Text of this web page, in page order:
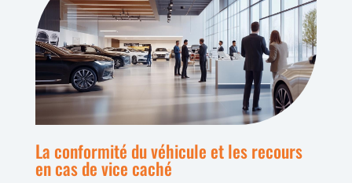
La conformité du véhicule et les recours
en cas de vice caché